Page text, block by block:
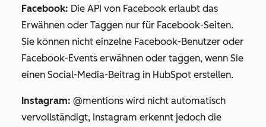
Facebook: Die API von Facebook erlaubt das
Erwähnen oder Taggen nur für Facebook-Seiten.
Sie können nicht einzelne Facebook-Benutzer oder
Facebook-Events erwähnen oder taggen, wenn Sie
einen Social-Media-Beitrag in HubSpot erstellen.
Instagram: @mentions wird nicht automatisch
vervollständigt, Instagram erkennt jedoch die